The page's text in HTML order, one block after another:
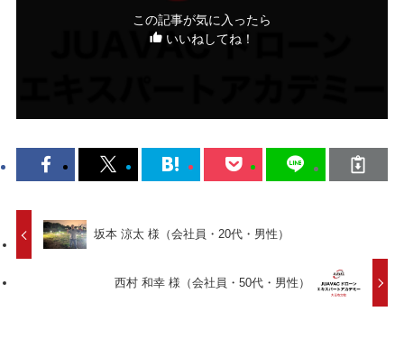
この記事が気に入ったら
いいねしてね！
坂本 涼太 様（会社員・20代・男性）
西村 和幸 様（会社員・50代・男性）